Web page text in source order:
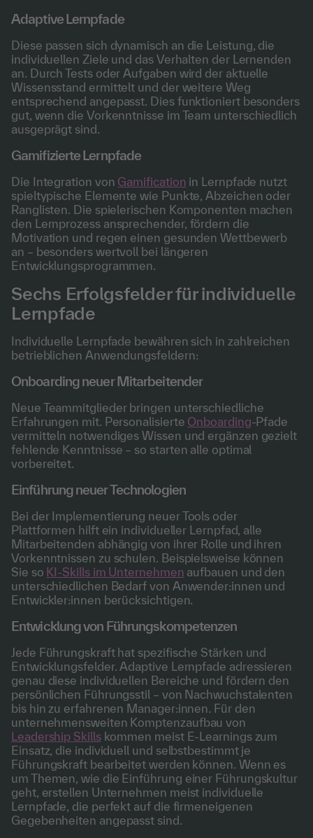
Adaptive Lernpfade
Diese passen sich dynamisch an die Leistung, die
individuellen Ziele und das Verhalten der Lernenden
an. Durch Tests oder Aufgaben wird der aktuelle
Wissensstand ermittelt und der weitere Weg
entsprechend angepasst. Dies funktioniert besonders
gut, wenn die Vorkenntnisse im Team unterschiedlich
ausgeprägt sind.
Gamifizierte Lernpfade
Die Integration von Gamification in Lernpfade nutzt
spieltypische Elemente wie Punkte, Abzeichen oder
Ranglisten. Die spielerischen Komponenten machen
den Lernprozess ansprechender, fördern die
Motivation und regen einen gesunden Wettbewerb
an – besonders wertvoll bei längeren
Entwicklungsprogrammen.
Sechs Erfolgsfelder für individuelle
Lernpfade
Individuelle Lernpfade bewähren sich in zahlreichen
betrieblichen Anwendungsfeldern:
Onboarding neuer Mitarbeitender
Neue Teammitglieder bringen unterschiedliche
Erfahrungen mit. Personalisierte Onboarding-Pfade
vermitteln notwendiges Wissen und ergänzen gezielt
fehlende Kenntnisse – so starten alle optimal
vorbereitet.
Einführung neuer Technologien
Bei der Implementierung neuer Tools oder
Plattformen hilft ein individueller Lernpfad, alle
Mitarbeitenden abhängig von ihrer Rolle und ihren
Vorkenntnissen zu schulen. Beispielsweise können
Sie so KI-Skills im Unternehmen aufbauen und den
unterschiedlichen Bedarf von Anwender:innen und
Entwickler:innen berücksichtigen.
Entwicklung von Führungskompetenzen
Jede Führungskraft hat spezifische Stärken und
Entwicklungsfelder. Adaptive Lernpfade adressieren
genau diese individuellen Bereiche und fördern den
persönlichen Führungsstil – von Nachwuchstalenten
bis hin zu erfahrenen Manager:innen. Für den
unternehmensweiten Komptenzaufbau von
Leadership Skillskommen meist E-Learnings zum
Einsatz, die individuell und selbstbestimmt je
Führungskraft bearbeitet werden können. Wenn es
um Themen, wie die Einführung einer Führungskultur
geht, erstellen Unternehmen meist individuelle
Lernpfade, die perfekt auf die firmeneigenen
Gegebenheiten angepasst sind.